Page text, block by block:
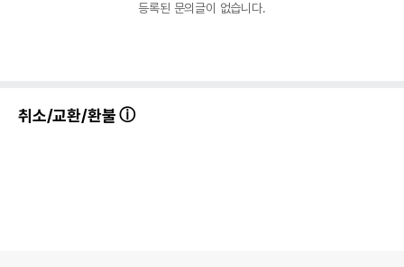
대한민국
또는 소비자상담 관련
등록된 문의글이 없습니다.
취소/교환/환불